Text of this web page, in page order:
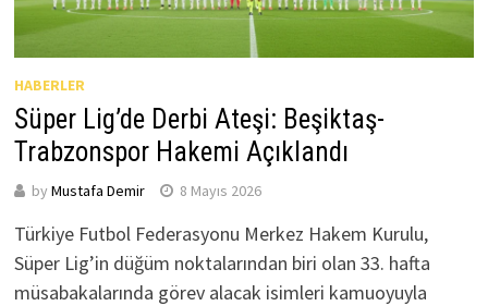
HABERLER
Süper Lig’de Derbi Ateşi: Beşiktaş-
Trabzonspor Hakemi Açıklandı
by Mustafa Demir 8 Mayıs 2026
Türkiye Futbol Federasyonu Merkez Hakem Kurulu,
Süper Lig’in düğüm noktalarından biri olan 33. hafta
müsabakalarında görev alacak isimleri kamuoyuyla